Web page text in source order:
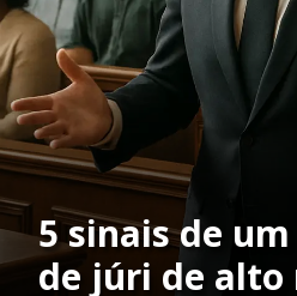
5 sinais de
de júri de alto